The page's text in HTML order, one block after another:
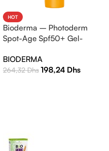
HOT
Bioderma – Photoderm
Spot-Age Spf50+ Gel-
BIODERMA
264,32Dhs 198,24 Dhs